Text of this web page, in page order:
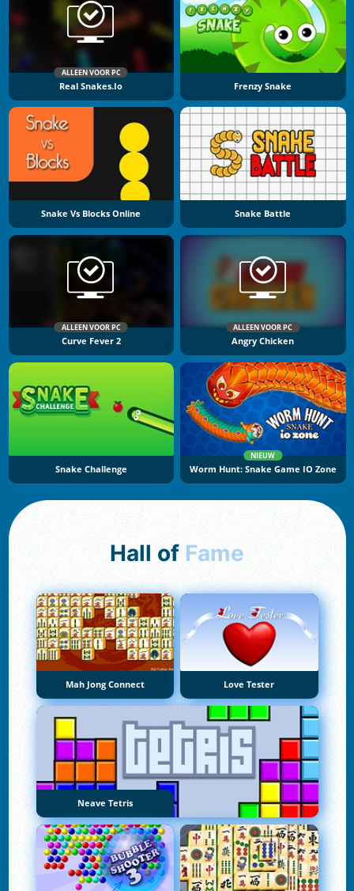
ALLEEN VOOR PC
Real Snakes.io Frenzy Snake
Snake Vs Blocks Online Snake Battle
ALLEEN VOOR PC
Curve Fever 2
ALLEEN VOOR PC
Angry Chicken
Snake Challenge
NIEUW
Worm Hunt: Snake Game IO Zone
Hall of Fame
Mah Jong Connect Love Tester
Neave Tetris